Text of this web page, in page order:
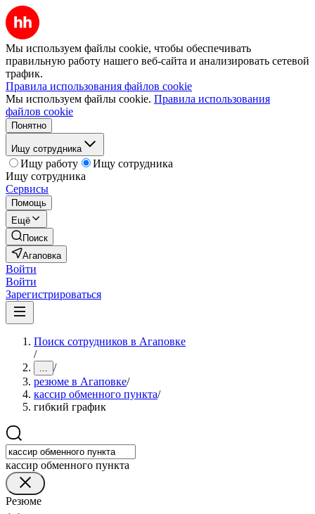
Мы используем файлы cookie, чтобы обеспечивать
правильную работу нашего веб-сайта и анализировать сетевой
трафик.
Правила использования файлов cookie
Мы используем файлы cookie. Правила использования
файлов cookie
Понятно
Ищу сотрудника
Ищу работу
Ищу сотрудника
Ищу сотрудника
Сервисы
Помощь
Ещё
Поиск
Агаповка
Войти
Войти
Зарегистрироваться
Поиск сотрудников в Агаповке
/
... /
резюме в Агаповке/
кассир обменного пункта/
гибкий график
кассир обменного пункта
Резюме